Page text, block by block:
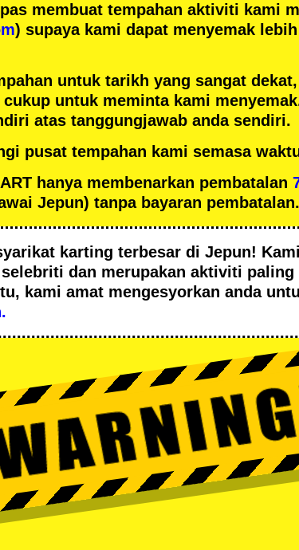
membuat tempahan aktiviti kami
) supaya kami dapat menyemak
untuk tarikh yang sangat
untuk meminta kami
atas tanggungjawab anda sendiri.
pusat tempahan kami semasa
hanya membenarkan pembatalan
Jepun) tanpa bayaran pembatalan.
karting terbesar di Jepun!
dan merupakan aktiviti paling
kami amat mengesyorkan anda